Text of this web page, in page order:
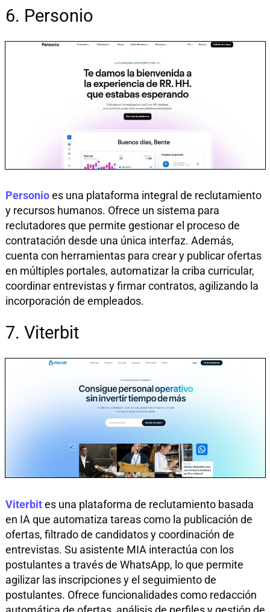
6. Personio
Personioes una plataforma integral de reclutamiento
y recursos humanos. Ofrece un sistema para
reclutadores que permite gestionar el proceso de
contratación desde una única interfaz. Además,
cuenta con herramientas para crear y publicar ofertas
en múltiples portales, automatizar la criba curricular,
coordinar entrevistas y firmar contratos, agilizando la
incorporación de empleados.​
7. Viterbit
Viterbites una plataforma de reclutamiento basada
en IA que automatiza tareas como la publicación de
ofertas, filtrado de candidatos y coordinación de
entrevistas. Su asistente MIA interactúa con los
postulantes a través de WhatsApp, lo que permite
agilizar las inscripciones y el seguimiento de
postulantes. Ofrece funcionalidades como redacción